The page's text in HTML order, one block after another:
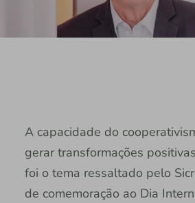
A capacidade do
gerar transformações
foi o tema ressaltado pelo
de comemoração ao Dia